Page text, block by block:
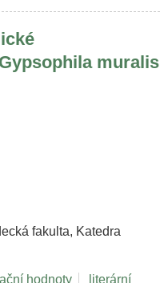
muralis
fakulta, Katedra
hodnoty
literární